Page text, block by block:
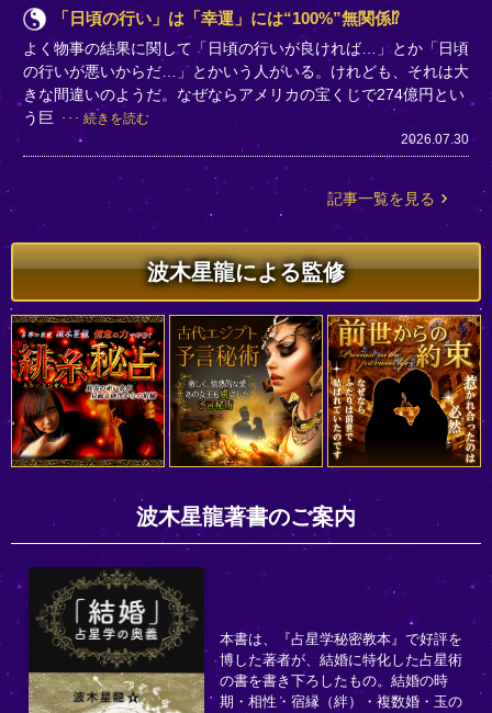
「日頃の行い」は「幸運」には“100%”無関係⁉
よく物事の結果に関して「日頃の行いが良ければ…」とか「日頃
の行いが悪いからだ…」とかいう人がいる。けれども、それは大
きな間違いのようだ。なぜならアメリカの宝くじで274億円とい
う巨
続きを読む
2026.07.30
記事一覧を見る
波木星龍による監修
波木星龍著書のご案内
本書は、『占星学秘密教本』で好評を
博した著者が、結婚に特化した占星術
の書を書き下ろしたもの。結婚の時
期・相性・宿縁（絆）・複数婚・玉の